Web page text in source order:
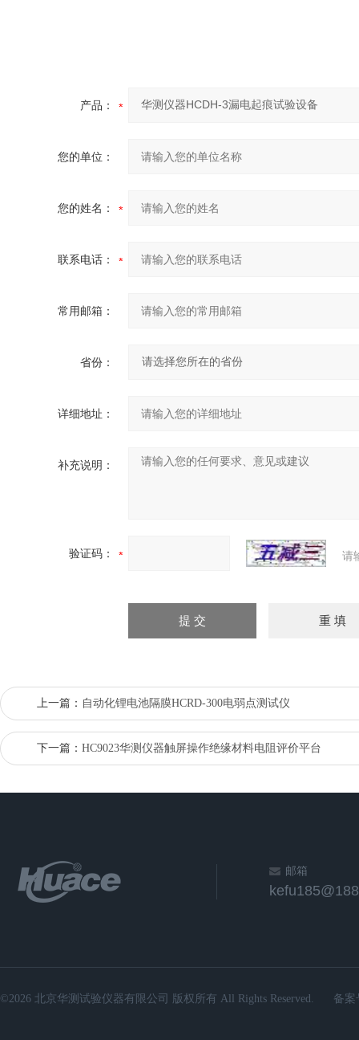
产品：
您的单位：
您的姓名：
联系电话：
常用邮箱：
省份：
详细地址：
补充说明：
验证码： 请
上一篇： 自动化锂电池隔膜HCRD-300电弱点测试仪
下一篇： HC9023华测仪器触屏操作绝缘材料电阻评价平台
邮箱
©2026 北京华测试验仪器有限公司 版权所有 All Rights Reserved. 备案